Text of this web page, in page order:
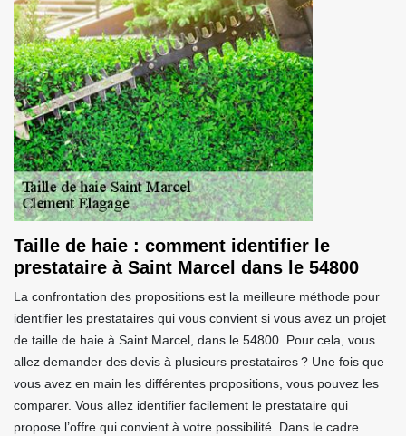
Taille de haie : comment identifier le
prestataire à Saint Marcel dans le 54800
La confrontation des propositions est la meilleure méthode pour
identifier les prestataires qui vous convient si vous avez un projet
de taille de haie à Saint Marcel, dans le 54800. Pour cela, vous
allez demander des devis à plusieurs prestataires ? Une fois que
vous avez en main les différentes propositions, vous pouvez les
comparer. Vous allez identifier facilement le prestataire qui
propose l’offre qui convient à votre possibilité. Dans le cadre